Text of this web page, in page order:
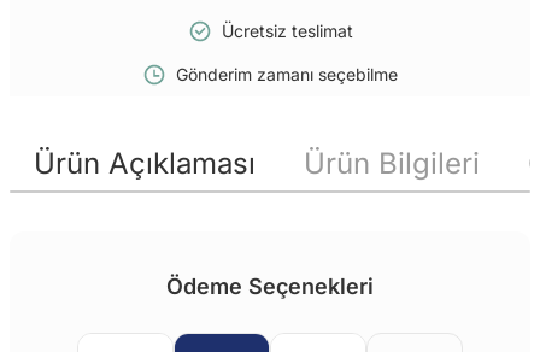
Ücretsiz teslimat
Gönderim zamanı seçebilme
Ürün Açıklaması Ürün Bilgileri
Ödeme Seçenekleri